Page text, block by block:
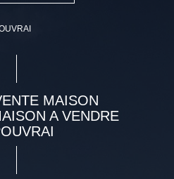
MAISON
A VENDRE